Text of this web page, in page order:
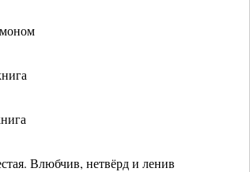
Влюбчив, нетвёрд и ленив